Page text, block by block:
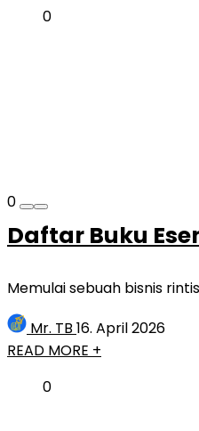
0
0
Daftar Buku
Memulai sebuah bisnis
Mr. TB 16. April 2026
READ MORE +
0